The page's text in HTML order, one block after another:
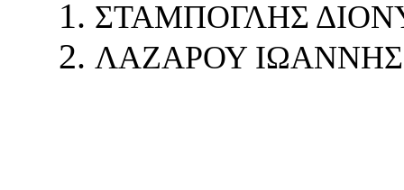
ΣΤΑΜΠΟΓΛΗΣ
ΛΑΖΑΡΟΥ